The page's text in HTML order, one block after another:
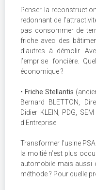
Penser la
redonnant de
pas consommer de
friche avec des
d’autres à démolir.
l’emprise foncière.
économique ?
• Friche Stellantis
Bernard BLETTON,
Didier KLEIN, PDG,
d'Entreprise
Transformer l’usine
la moitié n’est plus
automobile mais aussi
méthode ? Pour quelle